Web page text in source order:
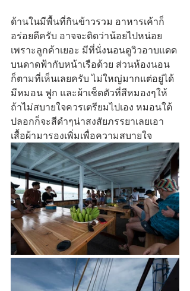
ด้านในมีพื้นที่กินข้าวรวม อาหารเค้าก็
อร่อยดีครับ อาจจะติดว่าน้อยไปหน่อย
เพราะลูกค้าเยอะ มีที่นั่งนอนดูวิวอาบแดด
บนดาดฟ้ากับหน้าเรือด้วย ส่วนห้องนอน
ก็ตามที่เห็นเลยครับ ไม่ใหญ่มากแต่อยู่ได้
มีหมอน ฟูก และผ้าเช็ดตัวที่สีหมองๆให้
ถ้าไม่สบายใจควรเตรียมไปเอง หมอนใต้
ปลอกก็จะสีดำๆน่าสงสัยภรรยาเลยเอา
เสื้อผ้ามารองเพิ่มเพื่อความสบายใจ